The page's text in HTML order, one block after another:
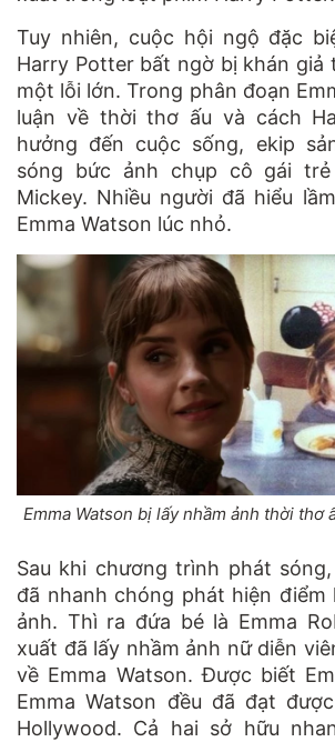
Tuy nhiên, cuộc hội ngộ đặc
Harry Potter bất ngờ bị khán giả
một lỗi lớn. Trong phân đoạn
luận về thời thơ ấu và cách
hưởng đến cuộc sống, ekip
sóng bức ảnh chụp cô gái
Mickey. Nhiều người đã hiểu
Emma Watson lúc nhỏ.
Emma Watson bị lấy nhầm ảnh thời thơ
Sau khi chương trình phát
đã nhanh chóng phát hiện
ảnh. Thì ra đứa bé là Emma
xuất đã lấy nhầm ảnh nữ diễn
về Emma Watson. Được biết
Emma Watson đều đã đạt
Hollywood. Cả hai sở hữu